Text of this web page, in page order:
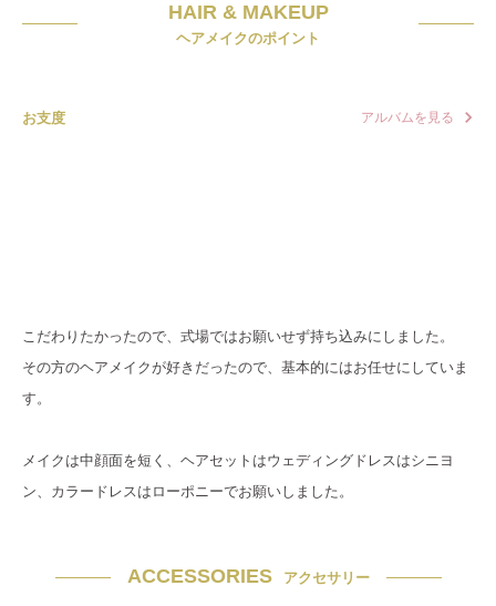
HAIR & MAKEUP
ヘアメイクのポイント
お支度 アルバムを見る
こだわりたかったので、式場ではお願いせず持ち込みにしました。
その方のヘアメイクが好きだったので、基本的にはお任せにしていま
す。
メイクは中顔面を短く、ヘアセットはウェディングドレスはシニヨ
ン、カラードレスはローポニーでお願いしました。
ACCESSORIES アクセサリー